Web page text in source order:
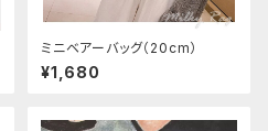
ミニベアーバッグ（20cm）
¥1,680